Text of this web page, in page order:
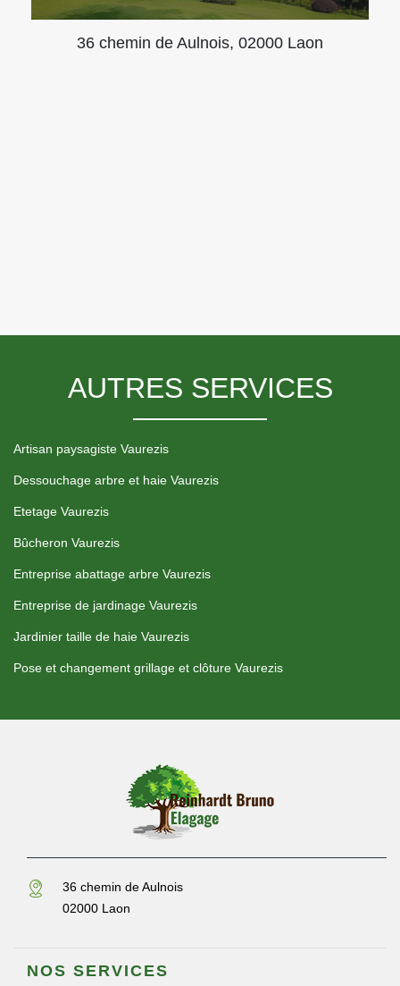
36 chemin de Aulnois, 02000 Laon
AUTRES SERVICES
Artisan paysagiste Vaurezis
Dessouchage arbre et haie Vaurezis
Etetage Vaurezis
Bûcheron Vaurezis
Entreprise abattage arbre Vaurezis
Entreprise de jardinage Vaurezis
Jardinier taille de haie Vaurezis
Pose et changement grillage et clôture Vaurezis
36 chemin de Aulnois
02000 Laon
NOS SERVICES